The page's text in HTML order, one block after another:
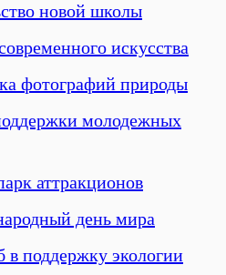
новой школы
искусства
фотографий природы
молодежных
аттракционов
день мира
поддержку экологии